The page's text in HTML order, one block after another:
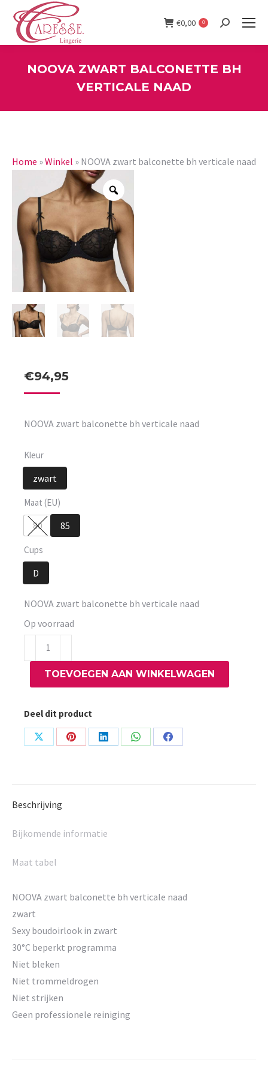
€0,00 0 Search:
NOOVA ZWART BALCONETTE BH
VERTICALE NAAD
Home »Winkel » NOOVA zwart balconette bh verticale naad
€94,95
NOOVA zwart balconette bh verticale naad
Kleur
zwart
Maat (EU)
80 85
Cups
D
NOOVA zwart balconette bh verticale naad
Op voorraad
NOOVA
zwart
balconette
verticale
naad
aantal
TOEVOEGEN AAN WINKELWAGEN
Deel dit product
Share
Share
Share
Share
Share
Beschrijving
Bijkomende informatie
Maat tabel
NOOVA zwart balconette bh verticale naad
zwart
Sexy boudoirlook in zwart
30°C beperkt programma
Niet bleken
Niet trommeldrogen
Niet strijken
Geen professionele reiniging